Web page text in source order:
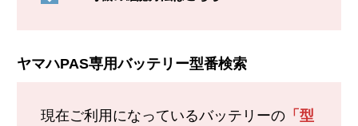
ヤマハPAS専用バッテリー型番検索
現在ご利用になっているバッテリーの 「型